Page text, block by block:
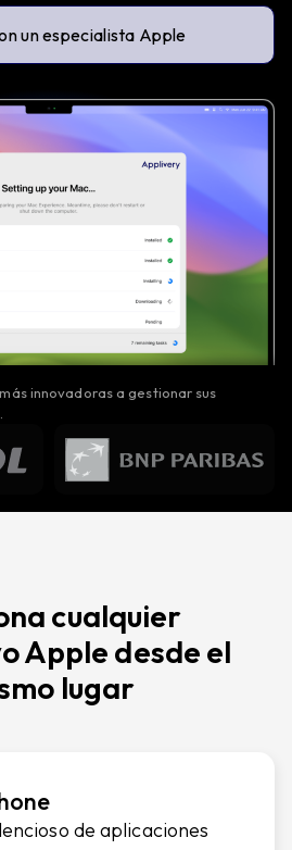
un especialista Apple
innovadoras a gestionar sus
cualquier
Apple desde el
lugar
de aplicaciones